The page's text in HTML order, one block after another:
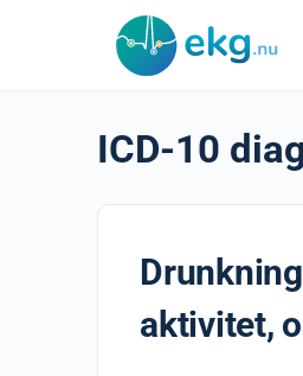
ICD-10
aktivitet,